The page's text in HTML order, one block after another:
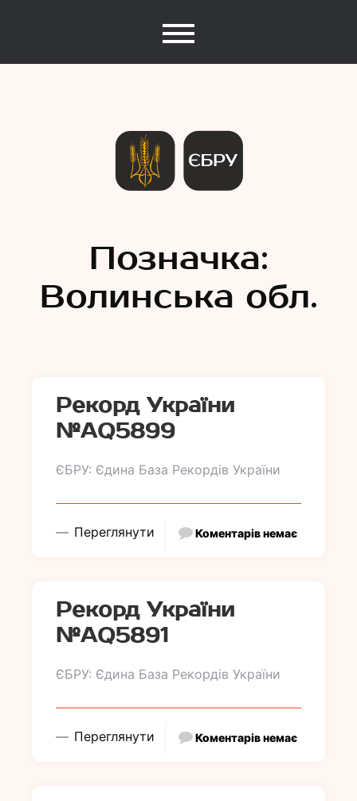
Рекорди
України
Позначка:
Волинська обл.
Рекорд України
№АQ5899
ЄБРУ: Єдина База Рекордів України
Переглянути Коментарів немає
Рекорд України
№АQ5891
ЄБРУ: Єдина База Рекордів України
Переглянути Коментарів немає